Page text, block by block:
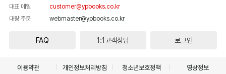
대표 메일
customer@ypbooks.co.kr
대량 주문
webmaster@ypbooks.co.kr
FAQ 1:1고객상담 로그인
이용약관 개인정보처리방침 청소년보호정책 영상정보